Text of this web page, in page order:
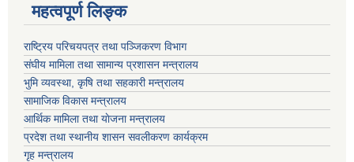
महत्वपूर्ण लि‍‍‍‍‍‌ङ्क
राष्ट्रिय परिचयपत्र तथा पञ्जिकरण विभाग
संघीय मामिला तथा सामान्य प्रशासन मन्त्रालय
भुमि व्यवस्था, कृषि तथा सहकारी मन्त्रालय
सामाजिक विकास मन्त्रालय
आर्थिक मामिला तथा याेजना मन्त्रालय
प्रदेश तथा स्थानीय शासन सवलीकरण कार्यक्रम
गृह मन्त्रालय